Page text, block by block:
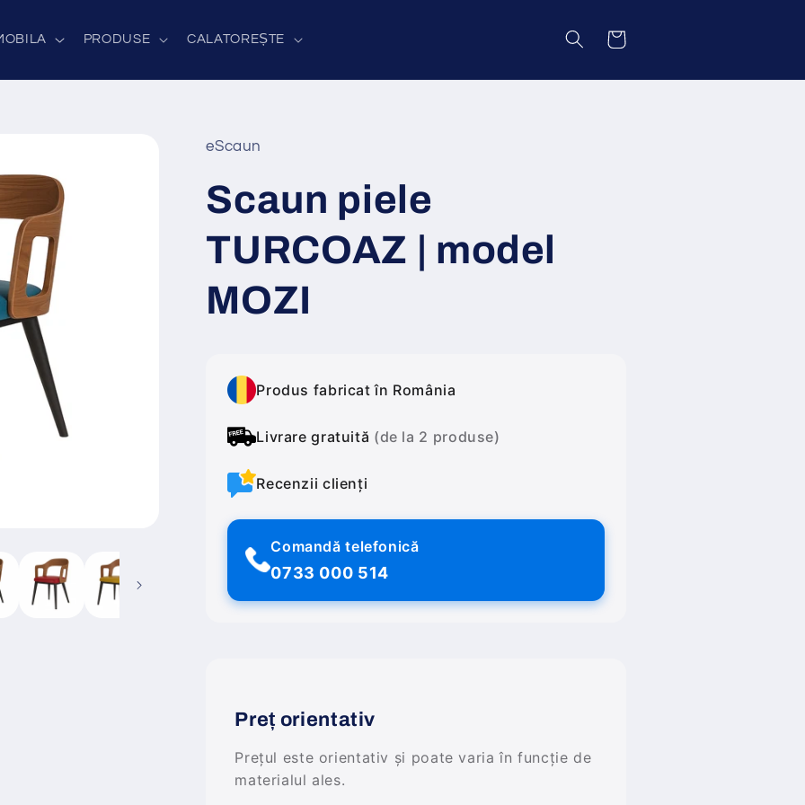
PRODUSE CALATOREȘTE Coș
eScaun
Scaun piele
TURCOAZ | model
MOZI
Produs fabricat în România
Livrare gratuită (de la 2 produse)
Recenzii clienți
Comandă telefonică
0733 000 514
Preț orientativ
Prețul este orientativ și poate varia în funcție de
materialul ales.